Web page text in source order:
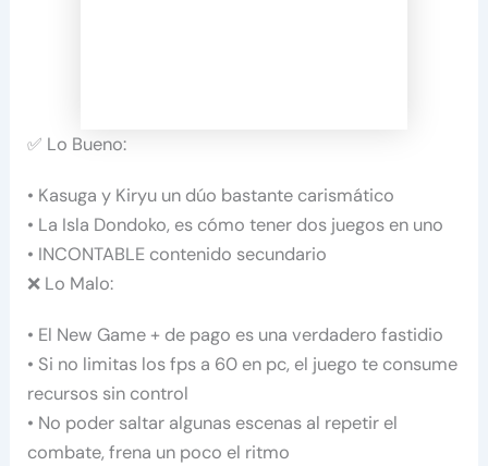
✅ Lo Bueno:
• Kasuga y Kiryu un dúo bastante carismático
• La Isla Dondoko, es cómo tener dos juegos en uno
• INCONTABLE contenido secundario
❌ Lo Malo:
• El New Game + de pago es una verdadero fastidio
• Si no limitas los fps a 60 en pc, el juego te consume
recursos sin control
• No poder saltar algunas escenas al repetir el
combate, frena un poco el ritmo